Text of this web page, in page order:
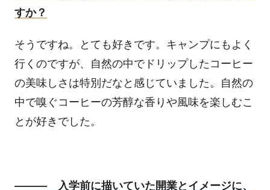
すか？
そうですね。とても好きです。キャンプにもよく
行くのですが、自然の中でドリップしたコーヒー
の美味しさは特別だなと感じていました。自然の
中で嗅ぐコーヒーの芳醇な香りや風味を楽しむこ
とが好きでした。
――― 入学前に描いていた開業とイメージに、